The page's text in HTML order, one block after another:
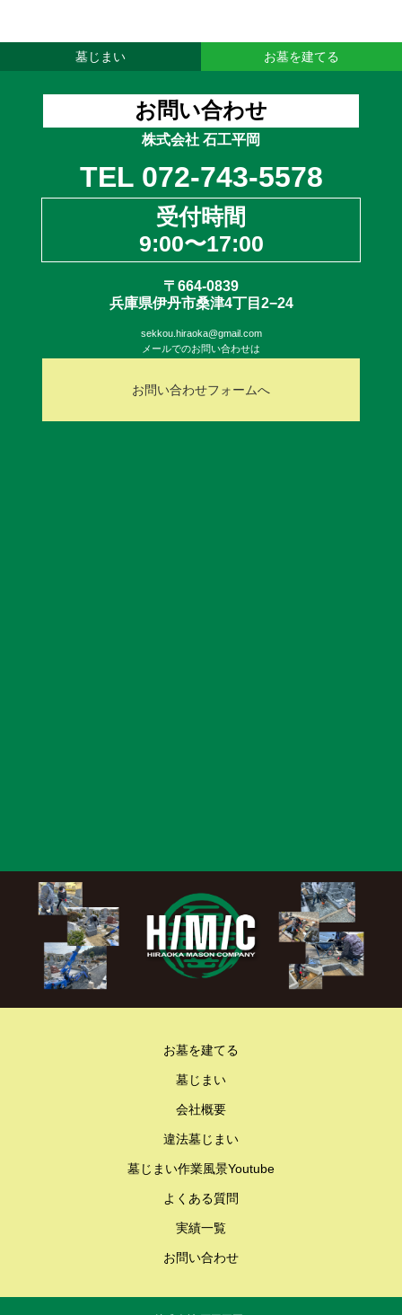
墓じまい お墓を建てる
お問い合わせ
株式会社 石工平岡
TEL 072-743-5578
受付時間
9:00〜17:00
〒664-0839
兵庫県伊丹市桑津4丁目2−24
sekkou.hiraoka@gmail.com
メールでのお問い合わせは
お問い合わせフォームへ
お墓を建てる
墓じまい
会社概要
違法墓じまい
墓じまい作業風景Youtube
よくある質問
実績一覧
お問い合わせ